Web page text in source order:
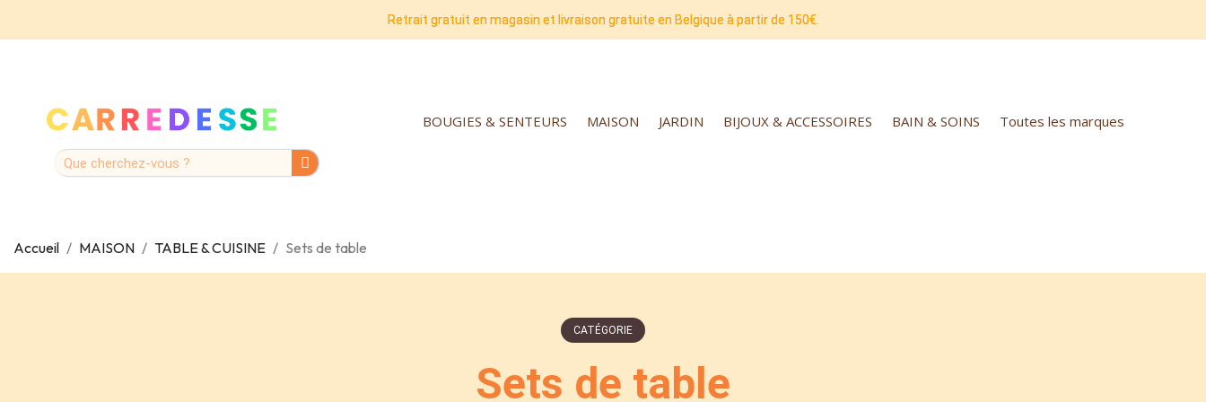
Retrait gratuit en magasin et livraison gratuite en Belgique à partir de 150€.
BOUGIES & SENTEURS MAISON JARDIN BIJOUX & ACCESSOIRES BAIN & SOINS Toutes les marques
Accueil MAISON TABLE & CUISINE Sets de table
CATÉGORIE
Sets de table